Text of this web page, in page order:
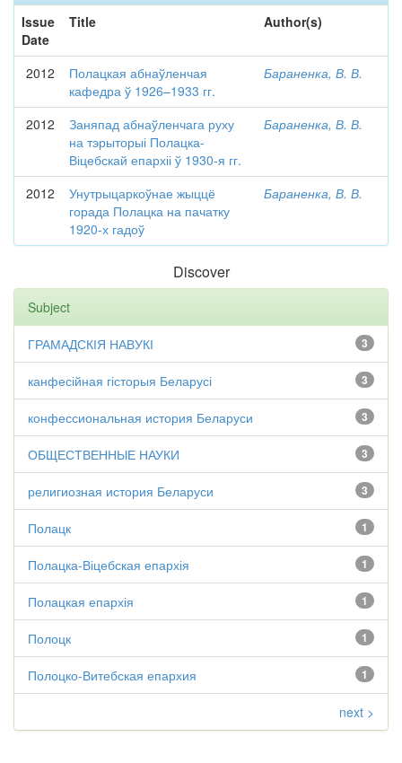
Issue
Date
Title Author(s)
2012
Полацкая абнаўленчая
кафедра ў 1926–1933 гг.
Бараненка, В. В.
2012
Заняпад абнаўленчага руху
на тэрыторыі Полацка-
Віцебскай епархіі ў 1930-я гг.
Бараненка, В. В.
2012
Унутрыцаркоўнае жыццё
горада Полацка на пачатку
1920-х гадоў
Бараненка, В. В.
Discover
Subject
3
ГРАМАДСКІЯ НАВУКІ
3
канфесійная гісторыя Беларусі
3
конфессиональная история Беларуси
3
ОБЩЕСТВЕННЫЕ НАУКИ
3
религиозная история Беларуси
1
Полацк
1
Полацка-Віцебская епархія
1
Полацкая епархія
1
Полоцк
1
Полоцко-Витебская епархия
next >